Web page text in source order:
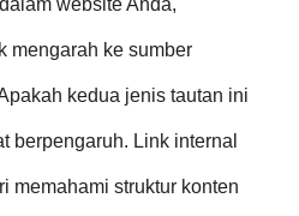
mengarah ke sumber
kedua jenis tautan ini
berpengaruh. Link internal
memahami struktur konten